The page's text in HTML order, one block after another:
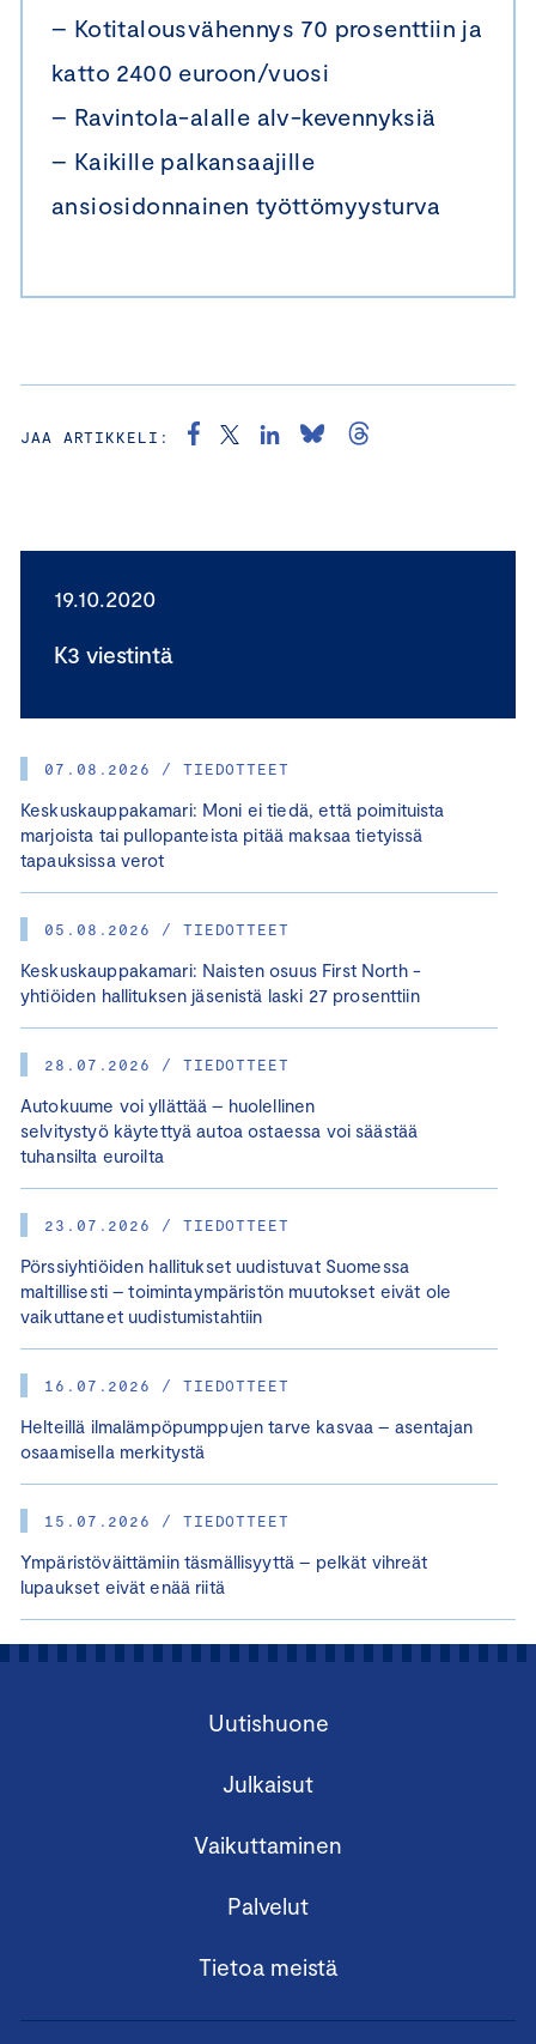
19.10.2020
K3 viestintä
07.08.2026 / TIEDOTTEET
Keskuskauppakamari: Moni ei tiedä, että poimituista
marjoista tai pullopanteista pitää maksaa tietyissä
tapauksissa verot
05.08.2026 / TIEDOTTEET
Keskuskauppakamari: Naisten osuus First North -
yhtiöiden hallituksen jäsenistä laski 27 prosenttiin
28.07.2026 / TIEDOTTEET
Autokuume voi yllättää – huolellinen
selvitystyö käytettyä autoa ostaessa voi säästää
tuhansilta euroilta
23.07.2026 / TIEDOTTEET
Pörssiyhtiöiden hallitukset uudistuvat Suomessa
maltillisesti – toimintaympäristön muutokset eivät ole
vaikuttaneet uudistumistahtiin
16.07.2026 / TIEDOTTEET
Helteillä ilmalämpöpumppujen tarve kasvaa – asentajan
osaamisella merkitystä
15.07.2026 / TIEDOTTEET
Ympäristöväittämiin täsmällisyyttä – pelkät vihreät
lupaukset eivät enää riitä
– Kotitalousvähennys 70 prosenttiin ja
katto 2400 euroon/vuosi
– Ravintola-alalle alv-kevennyksiä
– Kaikille palkansaajille
ansiosidonnainen työttömyysturva
JAA ARTIKKELI:
Uutishuone
Julkaisut
Vaikuttaminen
Palvelut
Tietoa meistä